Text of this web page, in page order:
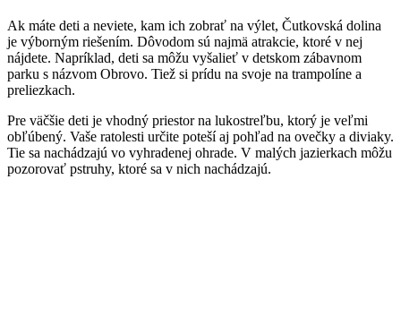
Ak máte deti a neviete, kam ich zobrať na výlet, Čutkovská dolina
je výborným riešením. Dôvodom sú najmä atrakcie, ktoré v nej
nájdete. Napríklad, deti sa môžu vyšalieť v detskom zábavnom
parku s názvom Obrovo. Tiež si prídu na svoje na trampolíne a
preliezkach.
Pre väčšie deti je vhodný priestor na lukostreľbu, ktorý je veľmi
obľúbený. Vaše ratolesti určite poteší aj pohľad na ovečky a diviaky.
Tie sa nachádzajú vo vyhradenej ohrade. V malých jazierkach môžu
pozorovať pstruhy, ktoré sa v nich nachádzajú.